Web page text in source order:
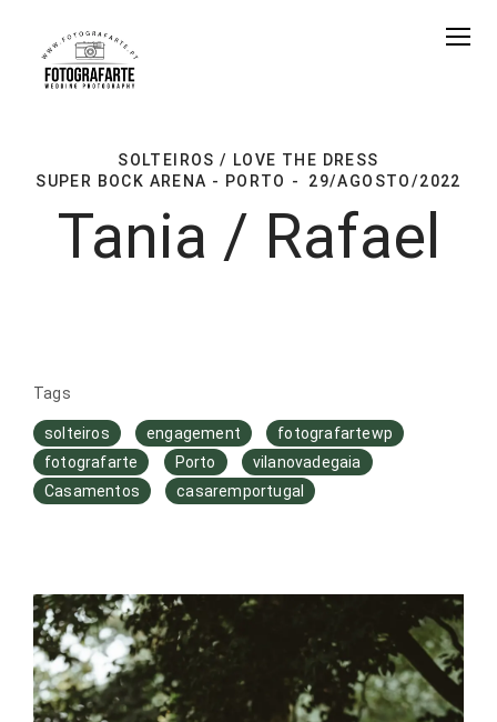
SOLTEIROS / LOVE THE DRESS
SUPER BOCK ARENA - PORTO
29/AGOSTO/2022
Tania / Rafael
Tags
solteiros engagement
fotografartewp
fotografarte
Porto
vilanovadegaia
Casamentos
casaremportugal